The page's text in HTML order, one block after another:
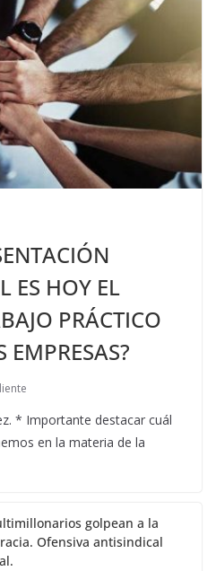
ES HOY EL
PRÁCTICO
EMPRESAS?
* Importante destacar cuál
en la materia de la
golpean a la
Ofensiva antisindical